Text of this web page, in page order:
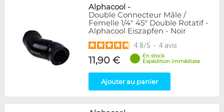
Alphacool -
Double Connecteur Mâle /
Femelle 1/4" 45° Double Rotatif -
Alphacool Eiszapfen - Noir
4.8/5 - 4 avis
11,90 €
En stock
Expédition immédiate
Ajouter au panier